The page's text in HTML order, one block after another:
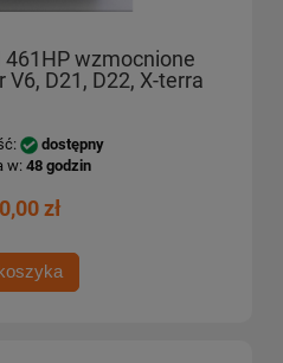
461HP wzmocnione
D21, D22, X-terra
dostępny
w: 48 godzin
zł